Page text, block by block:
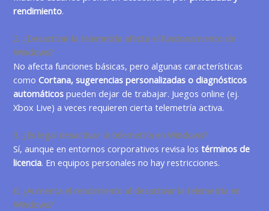
rendimiento.
2. ¿Desactivar la telemetría afecta el funcionamiento de
Windows?
No afecta funciones básicas, pero algunas características
comoCortana, sugerencias personalizadas o diagnósticos
automáticos pueden dejar de trabajar. Juegos online (ej.
Xbox Live) a veces requieren cierta telemetría activa.
3. ¿Es legal desactivar la telemetría en Windows?
Sí, aunque en entornos corporativos revisa lostérminos de
licencia. En equipos personales no hay restricciones.
6. ¿Aumenta el rendimiento al desactivar la telemetría en
Windows?